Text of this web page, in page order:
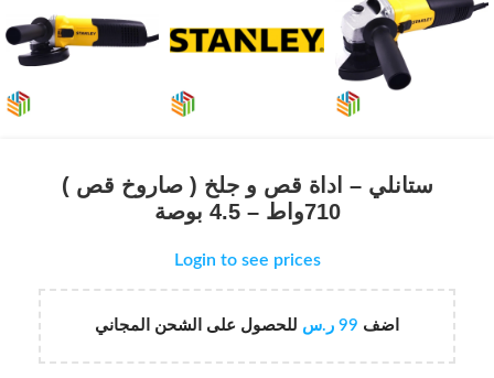
ستانلي – اداة قص و جلخ ( صاروخ قص )
710واط – 4.5 بوصة
Login to see prices
اضف 99 ر.س للحصول على الشحن المجاني